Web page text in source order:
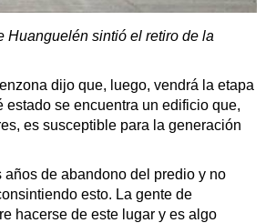
Huanguelén sintió el retiro de la
dijo que, luego, vendrá la etapa
estado se encuentra un edificio que,
es susceptible para la generación
años de abandono del predio y no
esto. La gente de
hacerse de este lugar y es algo